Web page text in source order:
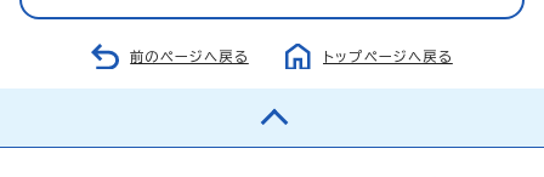
前のページへ戻る トップページへ戻る